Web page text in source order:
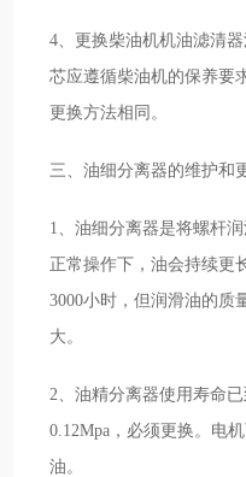
4、更换柴油机机油滤清
芯应遵循柴油机的保养要
更换方法相同。
三、油细分离器的维护和
1、油细分离器是将螺杆
正常操作下，油会持续更
3000小时，但润滑油的质
大。
2、油精分离器使用寿命
0.12Mpa，必须更换。电
油。